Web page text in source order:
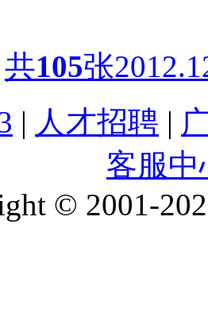
共105张
| 人才招聘 |
客服中
© 2001-